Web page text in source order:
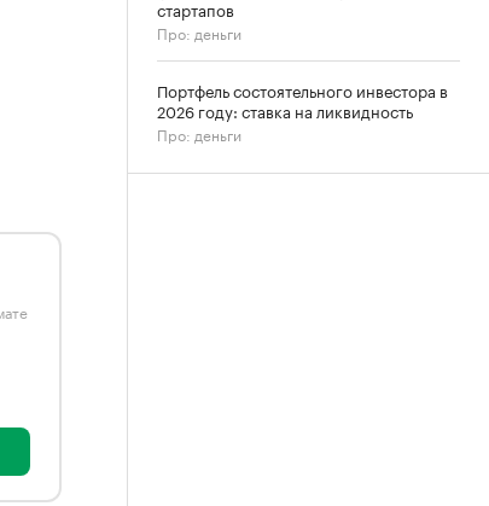
стартапов
Про: деньги
Портфель состоятельного инвестора в
2026 году: ставка на ликвидность
Про: деньги